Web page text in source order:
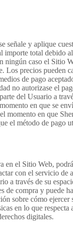
señale y aplique
importe total debido
ningún caso el Sitio
Los precios pueden
de pago
no autorizase el
del Usuario a
en que se
momento en que
el método de pago
en el Sitio Web,
con el servicio de
a través de su
de compra y puede
sobre cómo ejercer
en lo que respecta
digitales.